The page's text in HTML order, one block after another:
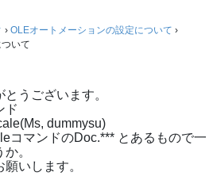
› OLEオートメーションの設定について ›
いて
うございます。
ド
dummysu)
コマンドのDoc.*** とあるもので一
。
いします。